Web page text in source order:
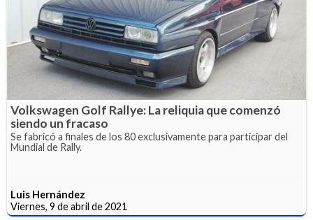
Volkswagen Golf Rallye: La reliquia que comenzó
siendo un fracaso
Se fabricó a finales de los 80 exclusivamente para participar del
Mundial de Rally.
Luis Hernández
Viernes, 9 de abril de 2021